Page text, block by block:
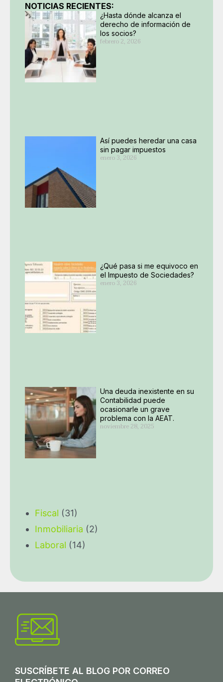
NOTICIAS RECIENTES:
¿Hasta dónde alcanza el
derecho de información de
los socios?
febrero 2, 2026
Así puedes heredar una casa
sin pagar impuestos
enero 3, 2026
¿Qué pasa si me equivoco en
el Impuesto de Sociedades?
enero 3, 2026
Una deuda inexistente en su
Contabilidad puede
ocasionarle un grave
problema con la AEAT.
noviembre 28, 2025
Fiscal (31)
Inmobiliaria (2)
Laboral (14)
SUSCRÍBETE AL BLOG POR CORREO